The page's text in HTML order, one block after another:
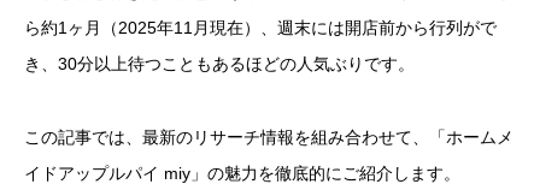
ら約1ヶ月（2025年11月現在）、週末には開店前から行列がで
き、30分以上待つこともあるほどの人気ぶりです。
この記事では、最新のリサーチ情報を組み合わせて、「ホームメ
イドアップルパイ miy」の魅力を徹底的にご紹介します。